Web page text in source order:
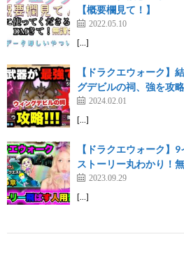
【概要欄見て！】
2022.05.10
[…]
【ドラクエウォーク】
グデビルの祠、強を攻略
2024.02.01
[…]
【ドラクエウォーク】
ストーリー丸わかり！
2023.09.29
[…]